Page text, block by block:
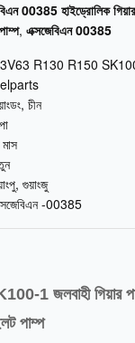
00385 হাইড্রোলিক
, এক্সজেবিএন 00385
R130 R150
চীন
গুয়াংজু
-00385
1 জলবাহী গিয়ার
পাম্প